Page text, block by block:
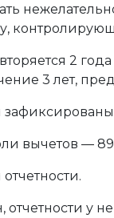
2
3 лет,
вычетов —
отчетности у